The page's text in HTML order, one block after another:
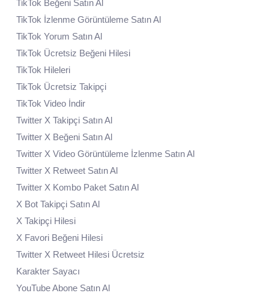
TikTok Beğeni Satın Al
TikTok İzlenme Görüntüleme Satın Al
TikTok Yorum Satın Al
TikTok Ücretsiz Beğeni Hilesi
TikTok Hileleri
TikTok Ücretsiz Takipçi
TikTok Video İndir
Twitter X Takipçi Satın Al
Twitter X Beğeni Satın Al
Twitter X Video Görüntüleme İzlenme Satın Al
Twitter X Retweet Satın Al
Twitter X Kombo Paket Satın Al
X Bot Takipçi Satın Al
X Takipçi Hilesi
X Favori Beğeni Hilesi
Twitter X Retweet Hilesi Ücretsiz
Karakter Sayacı
YouTube Abone Satın Al